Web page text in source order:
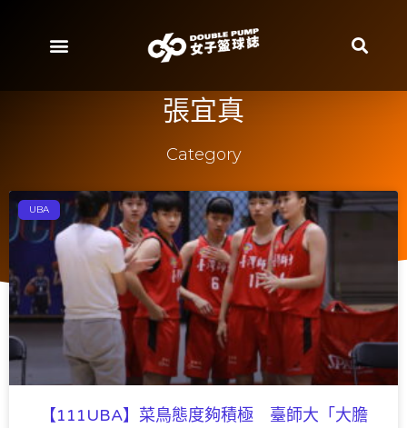
張宜真
Category
UBA
【111UBA】菜鳥態度夠積極 臺師大「大膽